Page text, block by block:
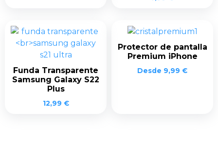
Funda Transparente
Samsung Galaxy S22
Plus
12,99 €
Protector de pantalla
Premium iPhone
Desde 9,99 €